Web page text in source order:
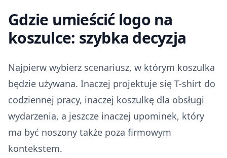
Gdzie umieścić logo na
koszulce: szybka decyzja
Najpierw wybierz scenariusz, w którym koszulka
będzie używana. Inaczej projektuje się T-shirt do
codziennej pracy, inaczej koszulkę dla obsługi
wydarzenia, a jeszcze inaczej upominek, który
ma być noszony także poza firmowym
kontekstem.